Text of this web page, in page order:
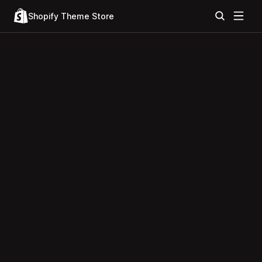
Shopify Theme Store